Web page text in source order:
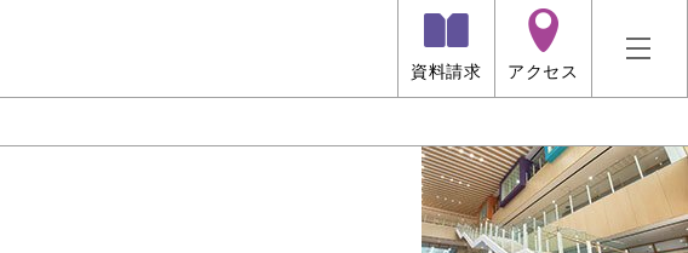
資料請求 アクセス